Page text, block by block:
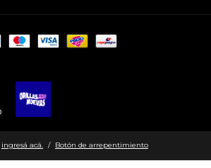
ingresá acá. / Botón de arrepentimiento